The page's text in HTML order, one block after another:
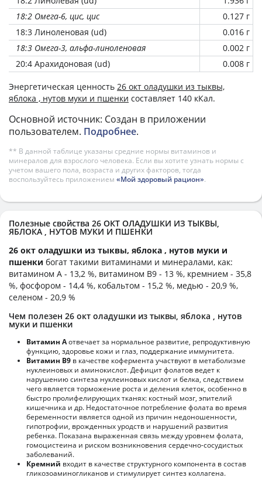
18:2 Омега-6, цис, цис
0.127 г
18:3 Линоленовая (ud)
0.016 г
18:3 Омега-3, альфа-линоленовая
0.002 г
20:4 Арахидоновая (ud)
0.008 г
Энергетическая ценность 26 окт оладушки из тыквы,
яблока , нутов муки и пшенки составляет 140 кКал.
Основной источник: Создан в приложении
пользователем. Подробнее.
** В данной таблице указаны средние нормы витаминов и
минералов для взрослого человека. Если вы хотите узнать нормы с
учетом вашего пола, возраста и других факторов, тогда
воспользуйтесь приложением «Мой здоровый рацион».
Полезные свойства 26 ОКТ ОЛАДУШКИ ИЗ ТЫКВЫ,
ЯБЛОКА , НУТОВ МУКИ И ПШЕНКИ
26 окт оладушки из тыквы, яблока , нутов муки и
пшенки богат такими витаминами и минералами, как:
витамином А - 13,2 %, витамином B9 - 13 %, кремнием - 35,8
%, фосфором - 14,4 %, кобальтом - 15,2 %, медью - 20,9 %,
селеном - 20,9 %
Чем полезен 26 окт оладушки из тыквы, яблока , нутов
муки и пшенки
Витамин Аотвечает за нормальное развитие, репродуктивную
функцию, здоровье кожи и глаз, поддержание иммунитета.
Витамин В9 в качестве кофермента участвуют в метаболизме
нуклеиновых и аминокислот. Дефицит фолатов ведет к
нарушению синтеза нуклеиновых кислот и белка, следствием
чего является торможение роста и деления клеток, особенно в
быстро пролифелирующих тканях: костный мозг, эпителий
кишечника и др. Недостаточное потребление фолата во время
беременности является одной из причин недоношенности,
гипотрофии, врожденных уродств и нарушений развития
ребенка. Показана выраженная связь между уровнем фолата,
гомоцистеина и риском возникновения сердечно-сосудистых
заболеваний.
Кремний входит в качестве структурного компонента в состав
гликозоаминогликанов и стимулирует синтез коллагена.